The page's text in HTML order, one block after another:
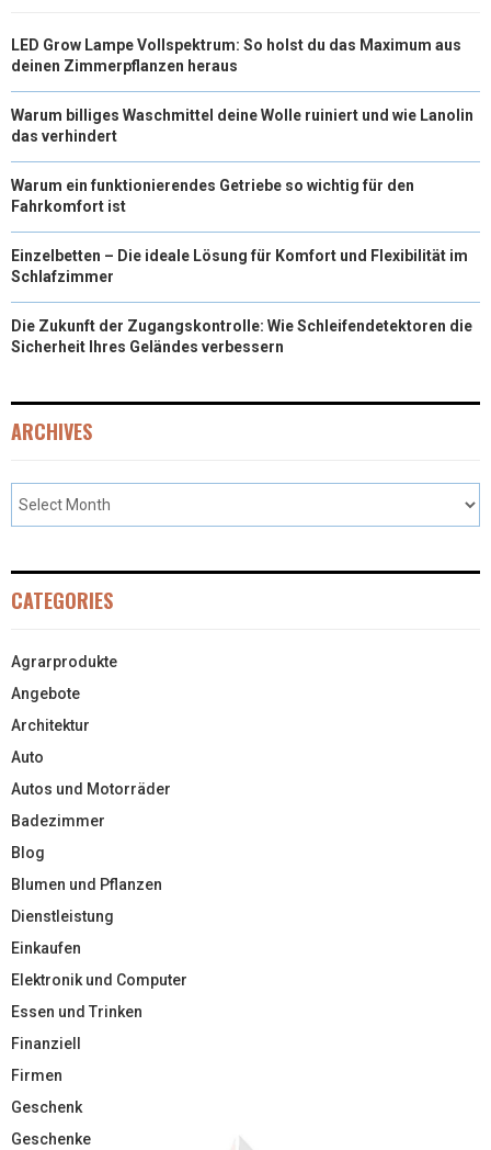
LED Grow Lampe Vollspektrum: So holst du das Maximum aus
deinen Zimmerpflanzen heraus
Warum billiges Waschmittel deine Wolle ruiniert und wie Lanolin
das verhindert
Warum ein funktionierendes Getriebe so wichtig für den
Fahrkomfort ist
Einzelbetten – Die ideale Lösung für Komfort und Flexibilität im
Schlafzimmer
Die Zukunft der Zugangskontrolle: Wie Schleifendetektoren die
Sicherheit Ihres Geländes verbessern
ARCHIVES
CATEGORIES
Agrarprodukte
Angebote
Architektur
Auto
Autos und Motorräder
Badezimmer
Blog
Blumen und Pflanzen
Dienstleistung
Einkaufen
Elektronik und Computer
Essen und Trinken
Finanziell
Firmen
Geschenk
Geschenke